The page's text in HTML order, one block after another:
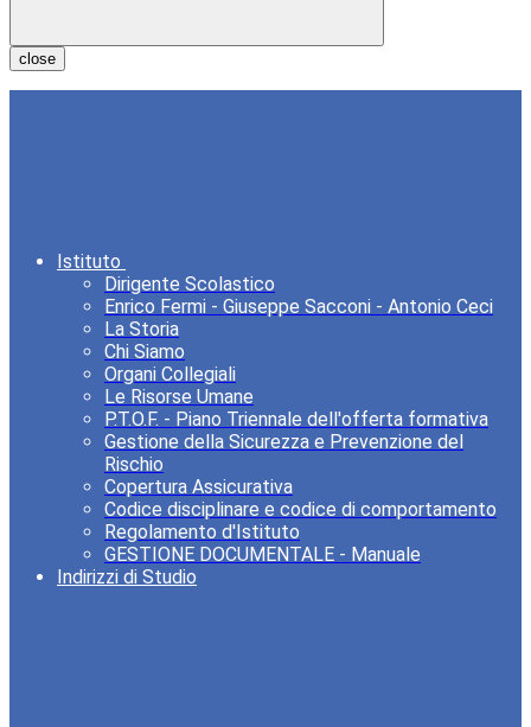
close
Istituto
Dirigente Scolastico
Enrico Fermi - Giuseppe Sacconi - Antonio Ceci
La Storia
Chi Siamo
Organi Collegiali
Le Risorse Umane
P.T.O.F. - Piano Triennale dell'offerta formativa
Gestione della Sicurezza e Prevenzione del
Rischio
Copertura Assicurativa
Codice disciplinare e codice di comportamento
Regolamento d'Istituto
GESTIONE DOCUMENTALE - Manuale
Indirizzi di Studio